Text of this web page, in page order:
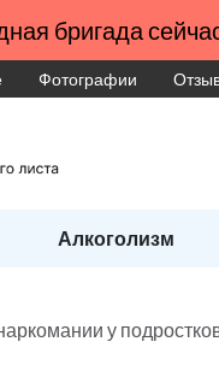
бригада
Фотографии
Алкоголизм
у